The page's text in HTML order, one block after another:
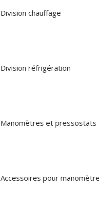
Division chauffage
Division réfrigération
Manomètres et pressostats
Accessoires pour